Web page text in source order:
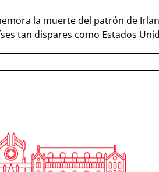
la muerte del patrón de
tan dispares como Estados